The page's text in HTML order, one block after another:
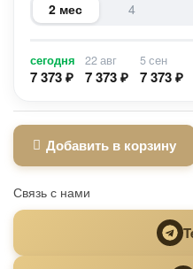
2 мес 4
сегодня
7 373 ₽
22 авг
7 373 ₽
5 сен
7 373 ₽
Добавить в корзину
Связь с нами